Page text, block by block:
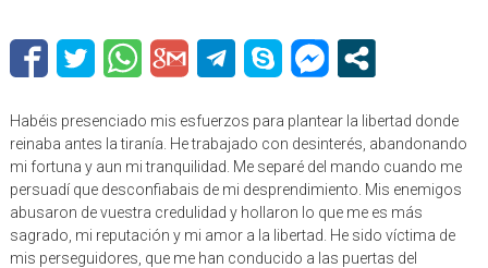
Habéis presenciado mis esfuerzos para plantear la libertad donde
reinaba antes la tiranía. He trabajado con desinterés, abandonando
mi fortuna y aun mi tranquilidad. Me separé del mando cuando me
persuadí que desconfiabais de mi desprendimiento. Mis enemigos
abusaron de vuestra credulidad y hollaron lo que me es más
sagrado, mi reputación y mi amor a la libertad. He sido víctima de
mis perseguidores, que me han conducido a las puertas del